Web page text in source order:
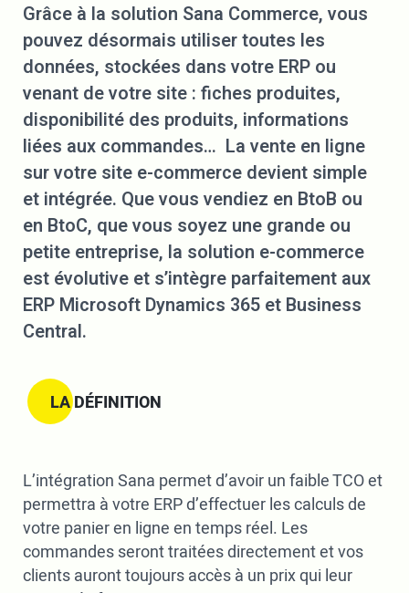
Grâce à la solution Sana Commerce, vous
pouvez désormais utiliser toutes les
données, stockées dans votre ERP ou
venant de votre site : fiches produites,
disponibilité des produits, informations
liées aux commandes… La vente en ligne
sur votre site e-commerce devient simple
et intégrée. Que vous vendiez en BtoB ou
en BtoC, que vous soyez une grande ou
petite entreprise, la solution e-commerce
est évolutive et s’intègre parfaitement aux
ERP Microsoft Dynamics 365 et Business
Central.
LA DÉFINITION
L’intégration Sana permet d’avoir un faible TCO et
permettra à votre ERP d’effectuer les calculs de
votre panier en ligne en temps réel. Les
commandes seront traitées directement et vos
clients auront toujours accès à un prix qui leur